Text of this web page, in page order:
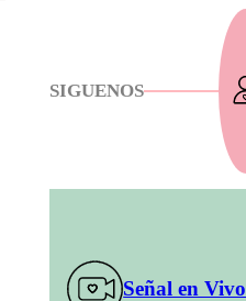
SIGUENOS
Señal en Vivo